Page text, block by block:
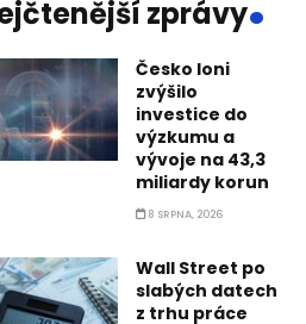
s účinností od čtvrtka.
s účinností od čtvrtka.
zprávy
Česko loni
zvýšilo
investice do
výzkumu a
vývoje na 43,3
miliardy korun
8 SRPNA, 2026
Wall Street po
slabých datech
z trhu práce